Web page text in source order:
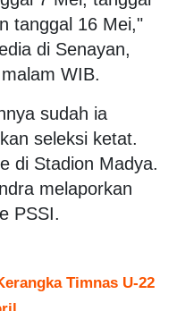
tanggal 16 Mei,"
di Senayan,
WIB.
sudah ia
seleksi ketat.
di Stadion Madya.
melaporkan
PSSI.
Timnas U-22